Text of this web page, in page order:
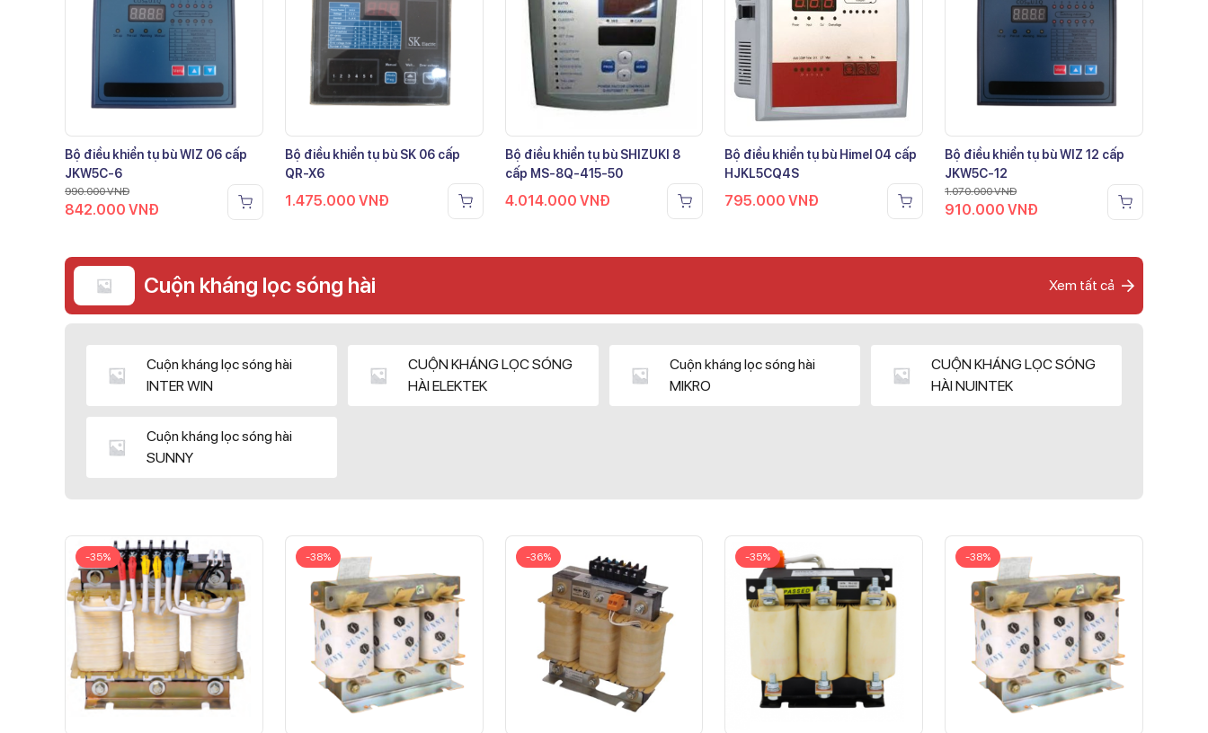
Bộ điều khiển tụ bù WIZ 06 cấp
JKW5C-6
990.000VNĐ
842.000 VNĐ
Bộ điều khiển tụ bù SK 06 cấp
QR-X6
1.475.000 VNĐ
Bộ điều khiển tụ bù SHIZUKI 8
cấp MS-8Q-415-50
4.014.000 VNĐ
Bộ điều khiển tụ bù Himel 04 cấp
HJKL5CQ4S
795.000VNĐ
Bộ điều khiển tụ bù WIZ 12 cấp
JKW5C-12
1.070.000VNĐ
910.000VNĐ
Cuộn kháng lọc sóng hài Xem tất cả
Cuộn kháng lọc sóng hài
INTER WIN
CUỘN KHÁNG LỌC SÓNG
HÀI ELEKTEK
Cuộn kháng lọc sóng hài
MIKRO
CUỘN KHÁNG LỌC SÓNG
HÀI NUINTEK
Cuộn kháng lọc sóng hài
SUNNY
-35% -38% -36% -35% -38%